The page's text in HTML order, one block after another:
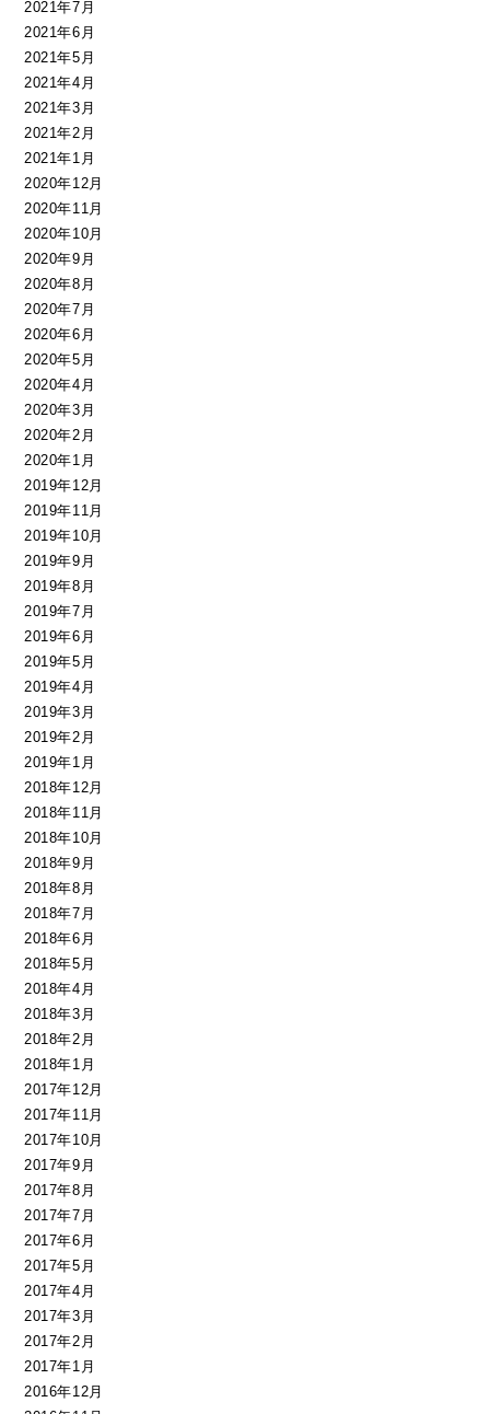
2021年7月
2021年6月
2021年5月
2021年4月
2021年3月
2021年2月
2021年1月
2020年12月
2020年11月
2020年10月
2020年9月
2020年8月
2020年7月
2020年6月
2020年5月
2020年4月
2020年3月
2020年2月
2020年1月
2019年12月
2019年11月
2019年10月
2019年9月
2019年8月
2019年7月
2019年6月
2019年5月
2019年4月
2019年3月
2019年2月
2019年1月
2018年12月
2018年11月
2018年10月
2018年9月
2018年8月
2018年7月
2018年6月
2018年5月
2018年4月
2018年3月
2018年2月
2018年1月
2017年12月
2017年11月
2017年10月
2017年9月
2017年8月
2017年7月
2017年6月
2017年5月
2017年4月
2017年3月
2017年2月
2017年1月
2016年12月